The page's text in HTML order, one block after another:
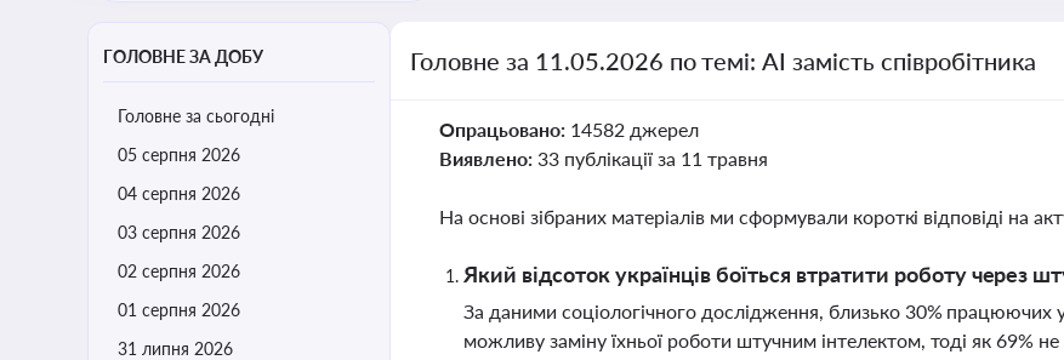
ГОЛОВНЕ ЗА ДОБУ
Головне за сьогодні
05 серпня 2026
04 серпня 2026
03 серпня 2026
02 серпня 2026
01 серпня 2026
31 липня 2026
Головне за 11.05.2026 по темі: АІ замість співробітника
Опрацьовано: 14582 джерел
Виявлено: 33 публікації за 11 травня
На основі зібраних матеріалів ми сформували короткі відповіді на
Який відсоток українців боїться втратити роботу через
За даними соціологічного дослідження, близько 30% працюючих
можливу заміну їхньої роботи штучним інтелектом, тоді як 69%